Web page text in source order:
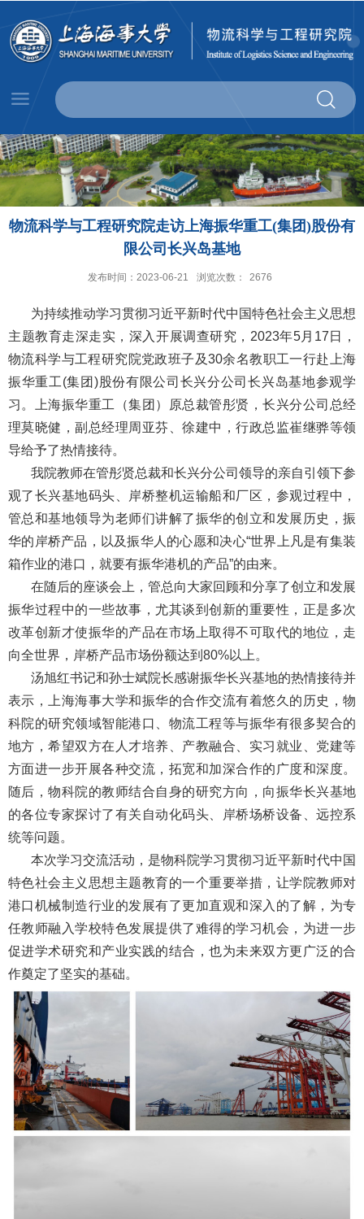
物流科学与工程研究院走访上海振华重工(集团)股份有
限公司长兴岛基地
发布时间：2023-06-21 浏览次数： 2676
为持续推动学习贯彻习近平新时代中国特色社会主义思想
主题教育走深走实，深入开展调查研究，2023年5月17日，
物流科学与工程研究院党政班子及30余名教职工一行赴上海
振华重工(集团)股份有限公司长兴分公司长兴岛基地参观学
习。上海振华重工（集团）原总裁管彤贤，长兴分公司总经
理莫晓健，副总经理周亚芬、徐建中，行政总监崔继骅等领
导给予了热情接待。
我院教师在管彤贤总裁和长兴分公司领导的亲自引领下参
观了长兴基地码头、岸桥整机运输船和厂区，参观过程中，
管总和基地领导为老师们讲解了振华的创立和发展历史，振
华的岸桥产品，以及振华人的心愿和决心“世界上凡是有集装
箱作业的港口，就要有振华港机的产品”的由来。
在随后的座谈会上，管总向大家回顾和分享了创立和发展
振华过程中的一些故事，尤其谈到创新的重要性，正是多次
改革创新才使振华的产品在市场上取得不可取代的地位，走
向全世界，岸桥产品市场份额达到80%以上。
汤旭红书记和孙士斌院长感谢振华长兴基地的热情接待并
表示，上海海事大学和振华的合作交流有着悠久的历史，物
科院的研究领域智能港口、物流工程等与振华有很多契合的
地方，希望双方在人才培养、产教融合、实习就业、党建等
方面进一步开展各种交流，拓宽和加深合作的广度和深度。
随后，物科院的教师结合自身的研究方向，向振华长兴基地
的各位专家探讨了有关自动化码头、岸桥场桥设备、远控系
统等问题。
本次学习交流活动，是物科院学习贯彻习近平新时代中国
特色社会主义思想主题教育的一个重要举措，让学院教师对
港口机械制造行业的发展有了更加直观和深入的了解，为专
任教师融入学校特色发展提供了难得的学习机会，为进一步
促进学术研究和产业实践的结合，也为未来双方更广泛的合
作奠定了坚实的基础。